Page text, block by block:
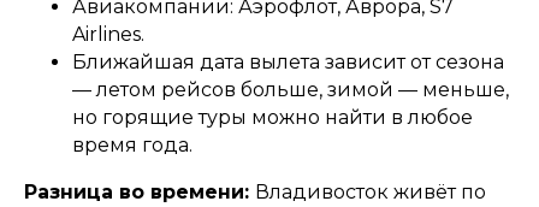
Авиакомпании: Аэрофлот, Аврора, S7
Airlines.
Ближайшая дата вылета зависит от сезона
— летом рейсов больше, зимой — меньше,
но горящие туры можно найти в любое
время года.
Разница во времени: Владивосток живёт по